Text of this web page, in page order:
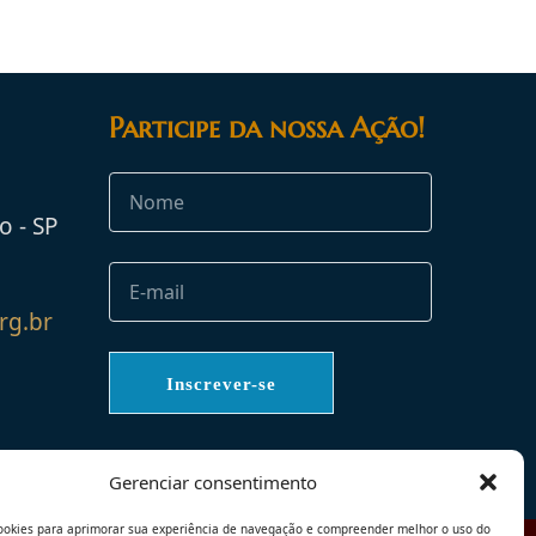
Gerenciar consentimento
para aprimorar sua experiência de navegação e compreender melhor o uso do
- SP
Participe da nossa Ação!